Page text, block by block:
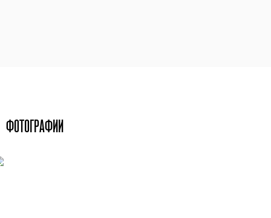
ФОТОГРАФИИ